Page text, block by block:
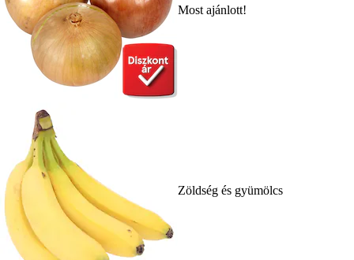
Most ajánlott!
Zöldség és gyümölcs